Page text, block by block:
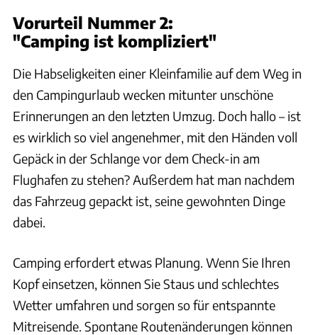
Vorurteil Nummer 2:
"Camping ist kompliziert"
Die Habseligkeiten einer Kleinfamilie auf dem Weg in
den Campingurlaub wecken mitunter unschöne
Erinnerungen an den letzten Umzug. Doch hallo – ist
es wirklich so viel angenehmer, mit den Händen voll
Gepäck in der Schlange vor dem Check-in am
Flughafen zu stehen? Außerdem hat man nachdem
das Fahrzeug gepackt ist, seine gewohnten Dinge
dabei.
Camping erfordert etwas Planung. Wenn Sie Ihren
Kopf einsetzen, können Sie Staus und schlechtes
Wetter umfahren und sorgen so für entspannte
Mitreisende. Spontane Routenänderungen können